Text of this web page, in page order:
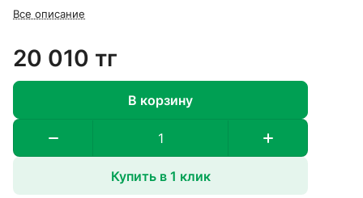
Все описание
20 010 тг
В корзину
Купить в 1 клик